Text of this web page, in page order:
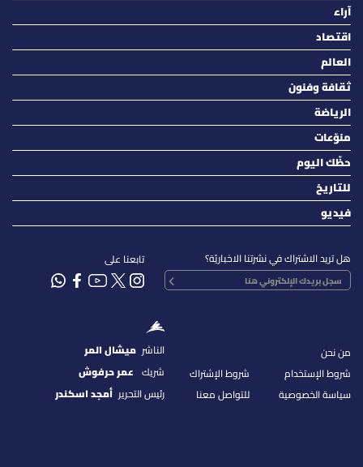
آراء
اقتصاد
العالم
ثقافة وفنون
الرياضة
منوّعات
حظّك اليوم
للتاريخ
فيديو
هل تريد الاشتراك في نشرتنا الاخباريّة؟ تابعنا على
من نحن
شروط الإستخدام
سياسة الخصوصية
شروط الإشتراك
للتواصل معنا
الناشر ميشال المر
شريك عمر حرفوش
رئيس التحرير أمجد اسكندر